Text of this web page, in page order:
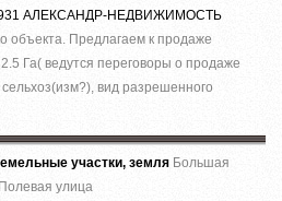
АЛЕКСАНДР-НЕДВИЖИМОСТЬ
объекта. Предлагаем к продаже
Га( ведутся переговоры о продаже
вид разрешенного
участки, земля Большая
улица